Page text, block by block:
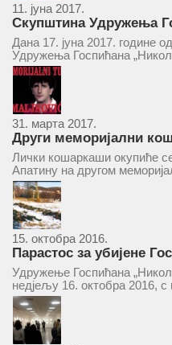
11. јуна 2017.
Скупштина Удружења
у суботу 17. јуна 2017.
Дана 17. јуна 2017. године
Удружења Госпићана
ће се одржати у простору
9 Београд, у 11 часова. За
31. марта 2017.
Други меморијални
Маљковић Маљак“ у
Лички кошаркаши окупиће
Апатину на другом
„Милан Маљковић Маљак“.
учествоваће екипе
комбинована екипа
15. октобра 2016.
Парастос за убијене
Удружење Госпићана
недјељу 16. октобра 2016,
у цркву Светог оца
1), гдје ће бити служен